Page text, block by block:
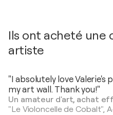
Ils ont acheté une
artiste
"I absolutely love
my art wall. Thank you!"
Un amateur d'art, achat
"Le Violoncelle de Cobalt",